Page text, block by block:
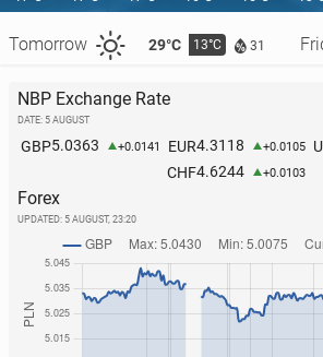
Tomorrow 29°C 13°C 31
NBP Exchange Rate
DATE: 5 AUGUST
GBP5.0363 +0.0141 EUR4.3118 +0.0105
CHF4.6244 +0.0103
Forex
UPDATED: 5 AUGUST, 23:20